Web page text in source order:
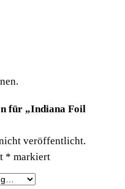
für „Indiana Foil
veröffentlicht.
* markiert